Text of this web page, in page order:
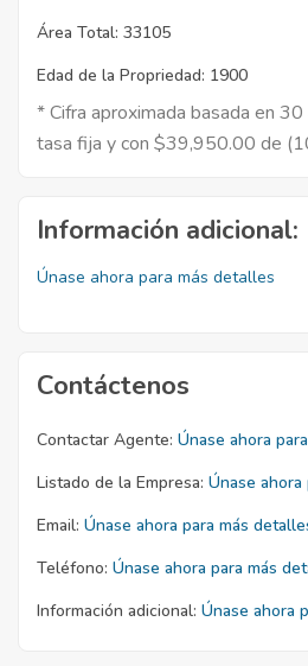
Área Total: 33105
Edad de la Propriedad: 1900
* Cifra aproximada basada en
tasa fija y con $39,950.00 de
Información adicional:
Únase ahora para más detalles
Contáctenos
Contactar Agente: Únase ahora
Listado de la Empresa: Únase
Email: Únase ahora para más
Teléfono: Únase ahora para más
Información adicional: Únase ahora